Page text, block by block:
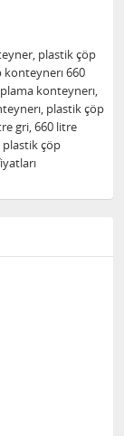
plastik çöp
660
konteynerı,
plastik çöp
gri, 660 litre
plastik çöp